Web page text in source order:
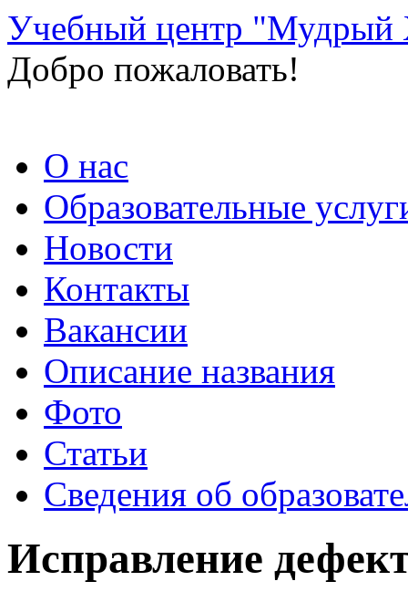
Учебный центр "Мудрый
Добро пожаловать!
Перейти
содержимому
О нас
Образовательные
Новости
Контакты
Вакансии
Описание названия
Фото
Статьи
Сведения об
Исправление